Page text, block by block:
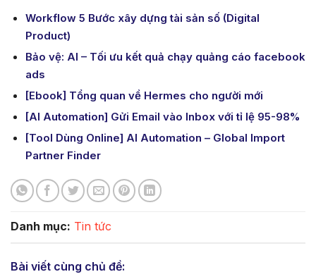
Workflow 5 Bước xây dựng tài sản số (Digital
Product)
Bảo vệ: AI – Tối ưu kết quả chạy quảng cáo facebook
ads
[Ebook] Tổng quan về Hermes cho người mới
[AI Automation] Gửi Email vào Inbox với tỉ lệ 95-98%
[Tool Dùng Online] AI Automation – Global Import
Partner Finder
Danh mục: Tin tức
Bài viết cùng chủ đề: